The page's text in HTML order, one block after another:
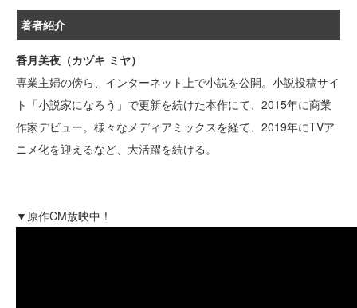
著者紹介
香月美夜（カヅキ ミヤ）
専業主婦の傍ら、インターネット上で小説を公開。小説投稿サイ
ト「小説家になろう」で更新を続けた本作にて、2015年に商業
作家デビュー。様々なメディアミックスを経て、2019年にTVア
ニメ化を迎えるなど、大活躍を続ける。
▼原作CM放映中！